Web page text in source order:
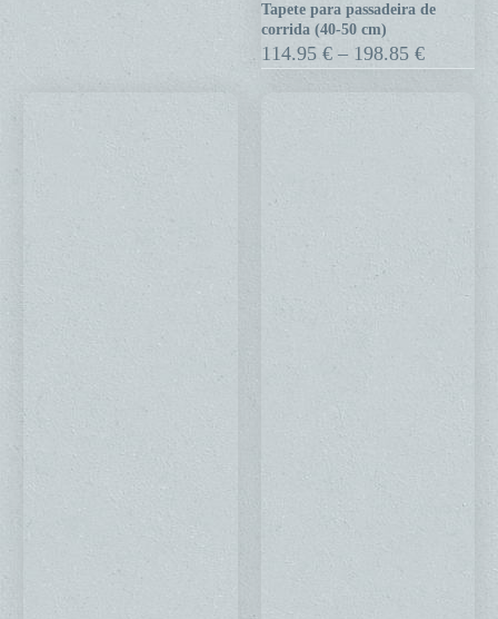
passadeira
de
corrida
Tapete para passadeira de
corrida (40-50 cm)
114.95 € – 198.85 €Price
range: